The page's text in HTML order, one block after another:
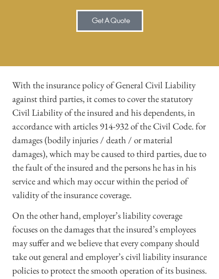
Get A Quote
With the insurance policy of General Civil Liability
against third parties, it comes to cover the statutory
Civil Liability of the insured and his dependents, in
accordance with articles 914-932 of the Civil Code. for
damages (bodily injuries / death / or material
damages), which may be caused to third parties, due to
the fault of the insured and the persons he has in his
service and which may occur within the period of
validity of the insurance coverage.
On the other hand, employer’s liability coverage
focuses on the damages that the insured’s employees
may suffer and we believe that every company should
take out general and employer’s civil liability insurance
policies to protect the smooth operation of its business.